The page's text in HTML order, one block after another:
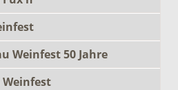
Weinfest 50 Jahre
Weinfest